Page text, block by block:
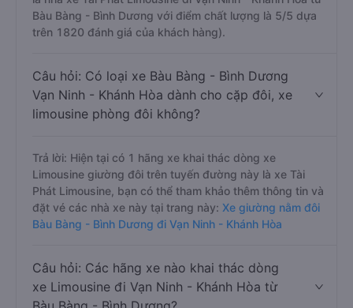
Bàu Bàng - Bình Dương với điểm chất lượng là 5/5 dựa
trên 1820 đánh giá của khách hàng).
Câu hỏi: Có loại xe Bàu Bàng - Bình Dương
Vạn Ninh - Khánh Hòa dành cho cặp đôi, xe
limousine phòng đôi không?
Trả lời: Hiện tại có 1 hãng xe khai thác dòng xe
Limousine giường đôi trên tuyến đường này là xe Tài
Phát Limousine, bạn có thể tham khảo thêm thông tin và
đặt vé các nhà xe này tại trang này: Xe giường nằm đôi
Bàu Bàng - Bình Dương đi Vạn Ninh - Khánh Hòa
Câu hỏi: Các hãng xe nào khai thác dòng
xe Limousine đi Vạn Ninh - Khánh Hòa từ